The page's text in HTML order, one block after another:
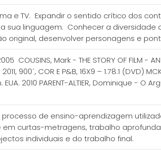
e TV. Expandir o sentido crítico dos
sua linguagem. Conhecer a diversidade
desenvolver personagens e
Mark - THE STORY OF FILM - AN
900´, COR E P&B, 16X9 – 1.78:1 (DVD)
2010 PARENT-ALTIER, Dominique - O
de ensino-aprendizagem
curtas-metragens, trabalho
individuais e do trabalho final.